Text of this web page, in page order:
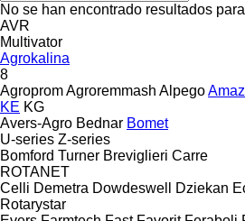
No se han encontrado resultados
AVR
Multivator
Agrokalina
8
AgropromAgroremmash Alpego
KE KG
Avers-Agro Bednar Bomet
U-series Z-series
Bomford Turner Breviglieri Carre
ROTANET
Celli Demetra Dowdeswell Dziekan
Rotarystar